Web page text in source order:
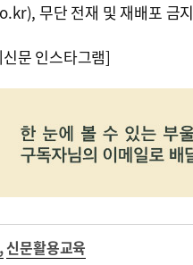
무단 전재 및 재배포 금지
문 인스타그램]
,신문활용교육